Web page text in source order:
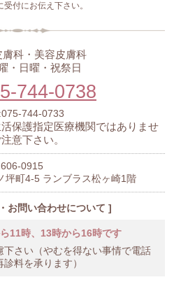
付にお伝え下さい。
膚科・美容皮膚科
・日曜・祝祭日
744-0738
744-0733
保護指定医療機関ではありませ
意下さい。
0915
坪町4-5 ランブラス松ヶ崎1階
お問い合わせについて ]
11時、13時から16時です
下さい（やむを得ない事情で電話
料を承ります）